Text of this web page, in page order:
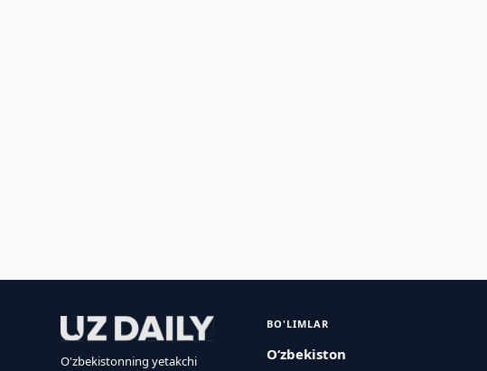
O'zbekistonning yetakchi
BO'LIMLAR
O‘zbekiston